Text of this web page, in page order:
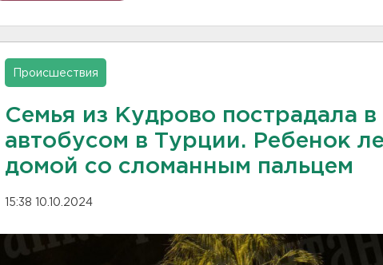
Происшествия
Семья из Кудрово пострадала
автобусом в Турции. Ребенок
домой со сломанным пальцем
15:38 10.10.2024